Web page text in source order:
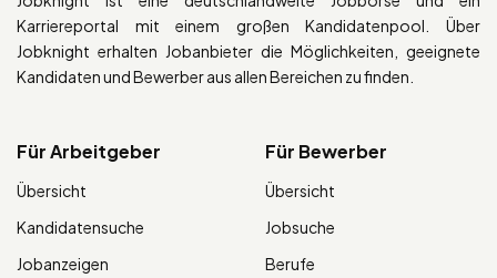
Karriereportal mit einem großen Kandidatenpool. Über
Jobknight erhalten Jobanbieter die Möglichkeiten, geeignete
Kandidaten und Bewerber aus allen Bereichen zu finden.
Für Arbeitgeber
Übersicht
Kandidatensuche
Jobanzeigen
Für Bewerber
Übersicht
Jobsuche
Berufe